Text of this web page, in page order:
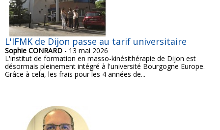
L'IFMK de Dijon passe au tarif universitaire
Sophie CONRARD - 13 mai 2026
L'institut de formation en masso-kinésithérapie de Dijon est
désormais pleinement intégré à l'université Bourgogne Europe.
Grâce à cela, les frais pour les 4 années de...